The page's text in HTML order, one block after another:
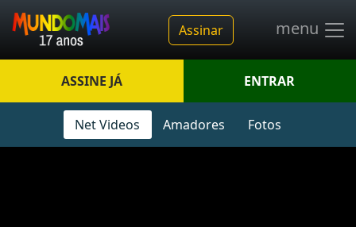
Assinar menu
ASSINE JÁ ENTRAR
Net Videos Amadores Fotos